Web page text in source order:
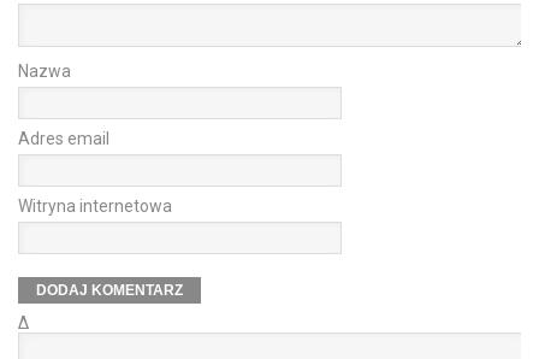
Nazwa
Adres email
Witryna internetowa
Δ